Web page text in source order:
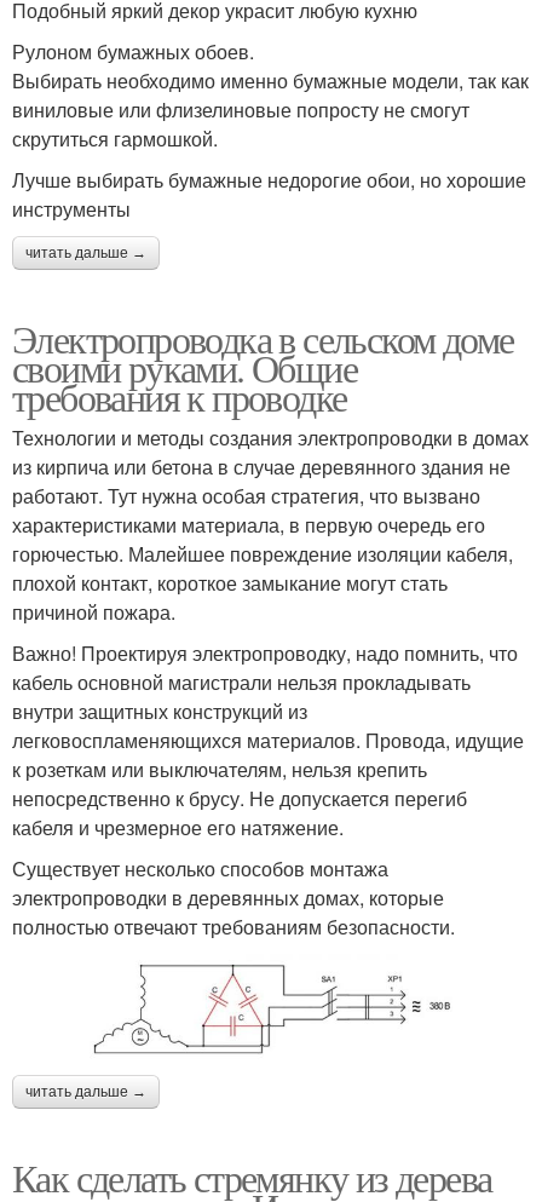
Подобный яркий декор украсит любую кухню
Рулоном бумажных обоев.
Выбирать необходимо именно бумажные модели, так как
виниловые или флизелиновые попросту не смогут
скрутиться гармошкой.
Лучше выбирать бумажные недорогие обои, но хорошие
инструменты
читать дальше →
Электропроводка в сельском доме
своими руками. Общие
требования к проводке
Технологии и методы создания электропроводки в домах
из кирпича или бетона в случае деревянного здания не
работают. Тут нужна особая стратегия, что вызвано
характеристиками материала, в первую очередь его
горючестью. Малейшее повреждение изоляции кабеля,
плохой контакт, короткое замыкание могут стать
причиной пожара.
Важно! Проектируя электропроводку, надо помнить, что
кабель основной магистрали нельзя прокладывать
внутри защитных конструкций из
легковоспламеняющихся материалов. Провода, идущие
к розеткам или выключателям, нельзя крепить
непосредственно к брусу. Не допускается перегиб
кабеля и чрезмерное его натяжение.
Существует несколько способов монтажа
электропроводки в деревянных домах, которые
полностью отвечают требованиям безопасности.
читать дальше →
Как сделать стремянку из дерева